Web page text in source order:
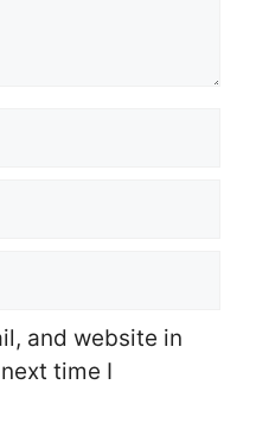
and website in
time I